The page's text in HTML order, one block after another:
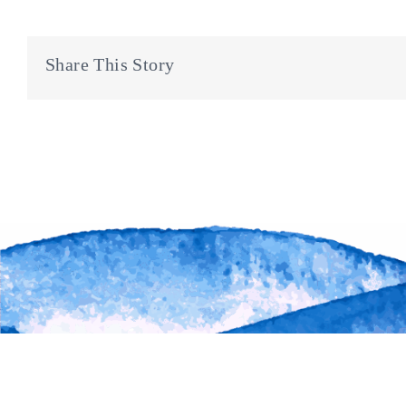
Share This Story